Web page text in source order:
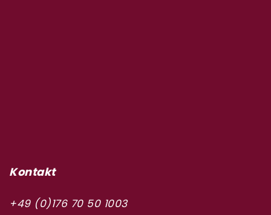
Kontakt
+49 (0)176 70 50 1003